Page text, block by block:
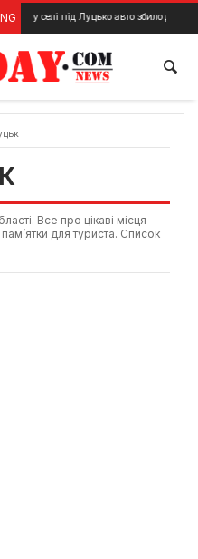
під Луцько авто збило дівчину
Все про цікаві місця
пам’ятки для туриста. Список